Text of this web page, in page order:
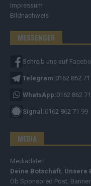
Impressum
Bildnachweis
MESSENGER
Schreib uns auf
Telegram:0162 862
WhatsApp:0162 862
Signal:0162 862 71 99
MEDIA
Mediadaten
Deine Botschaft. Unsere
Ob Sponsored Post,